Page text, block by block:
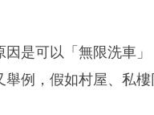
是可以「無限洗車
例，假如村屋、私